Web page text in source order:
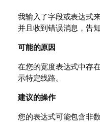
我输入了字段或表达式
并且收到错误消息，告
可能的原因
在您的宽度表达式中存
示特定线路。
建议的操作
您的表达式可能包含非